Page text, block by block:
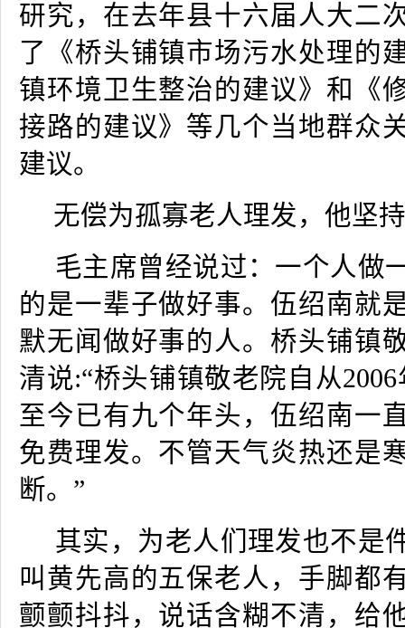
研究，在去年县十六届人大二
了《桥头铺镇市场污水处理的
镇环境卫生整治的建议》和《
接路的建议》等几个当地群众
建议。
无偿为孤寡老人理发，他坚
毛主席曾经说过：一个人做
的是一辈子做好事。伍绍南就
默无闻做好事的人。桥头铺镇
清说:“桥头铺镇敬老院自从2006
至今已有九个年头，伍绍南一
免费理发。不管天气炎热还是
断。”
其实，为老人们理发也不是
叫黄先高的五保老人，手脚都
颤颤抖抖，说话含糊不清，给